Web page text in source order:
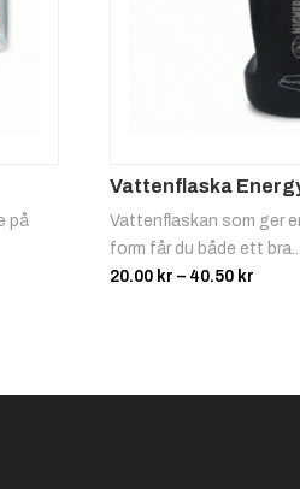
på
Vattenflaska
Vattenflaskan som ger
form får du både ett bra...
20.00 kr – 40.50 kr